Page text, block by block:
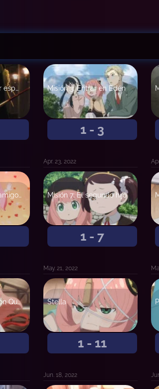
Misión 2: Conseguir esposa
1 - 3
Misión 3: Entrar en Edén
Apr. 23, 2022
Misión 6: Hacerse amigos
1 - 7
Misión 7: El segundo hijo
May. 21, 2022
Misión 10: Operación Quemados
1 - 11
Stella
Jun. 18, 2022